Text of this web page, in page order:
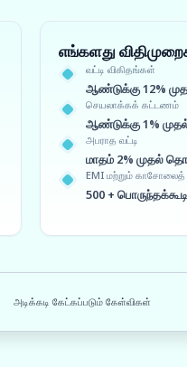
எங்களது
வட்டி விகிதங்கள்
ஆண்டுக்கு 12%
செயலாக்கக் கட்டணம்
ஆண்டுக்கு 1%
அபராத வட்டி
மாதம் 2% முதல்
EMI மற்றும்
500 +
அடிக்கடி கேட்கப்படும் கேள்விகள்